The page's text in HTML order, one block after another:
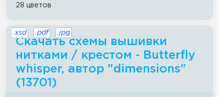
28 цветов
Скачать схемы вышивки
нитками / крестом - Butterfly
whisper, автор "dimensions"
(13701)
.xsd .pdf .jpg